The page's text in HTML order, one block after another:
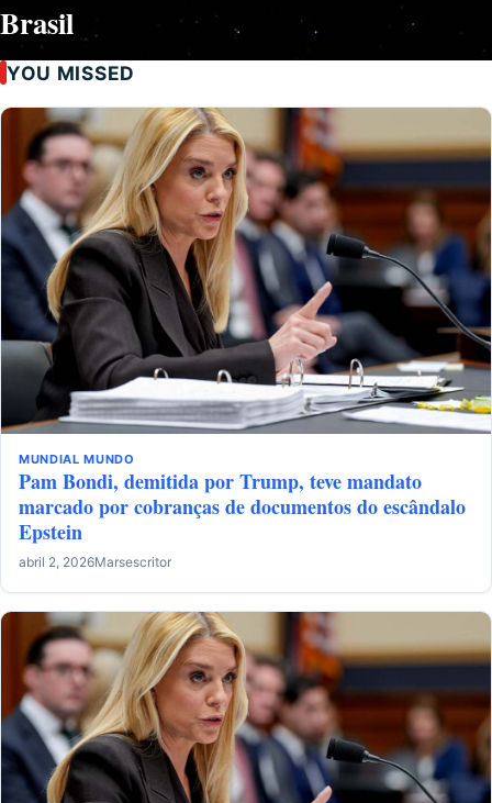
Brasil
YOU MISSED
MUNDIAL MUNDO
Pam Bondi, demitida por Trump, teve mandato
marcado por cobranças de documentos do escândalo
Epstein
abril 2, 2026Marsescritor